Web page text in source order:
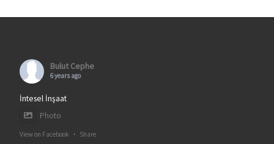
Bulut Cephe
6 years ago
İntesel İnşaat
Photo
View on Facebook · Share